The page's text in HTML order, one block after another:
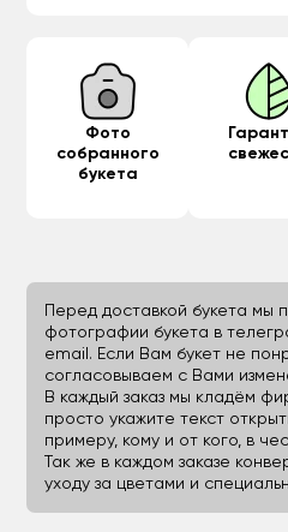
Фото
собранного
букета
Перед доставкой букета мы
фотографии букета в
email. Если Вам букет не
согласовываем с Вами
В каждый заказ мы кладём
просто укажите текст
примеру, кому и от кого, в
Так же в каждом заказе
уходу за цветами и